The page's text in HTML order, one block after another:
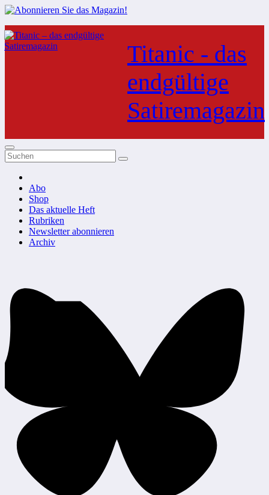
Zum
Inhalt
springen
Titanic - das
endgültige
Satiremagazin
Abo
Shop
Das aktuelle Heft
Rubriken
Newsletter abonnieren
Archiv